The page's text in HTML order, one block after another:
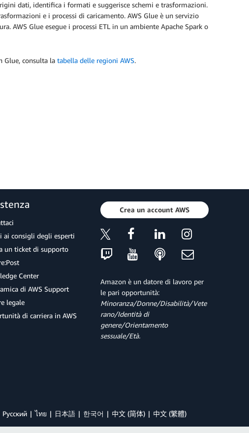
dati, identifica i formati e suggerisce schemi e trasformazioni.
e i processi di caricamento. AWS Glue è un servizio
AWS Glue esegue i processi ETL in un ambiente Apache Spark o
Glue, consulta la tabella delle regioni AWS.
ai consigli degli esperti
un ticket di supporto
Center
di AWS Support
legale
di carriera in AWS
Crea un account AWS
Amazon è un datore di lavoro per
le pari opportunità:
Minoranza/Donne/Disabilità/Vete
rano/Identità di
genere/Orientamento
sessuale/Età.
Ρусский ไทย 日本語 한국어 中文 (简体) 中文 (繁體)